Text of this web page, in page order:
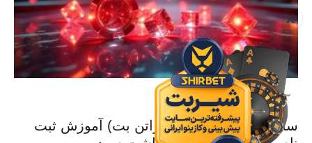
X
سایت معتبر شرط بندی
سایت Marathonbet (ماراتن بت) آموزش ثبت